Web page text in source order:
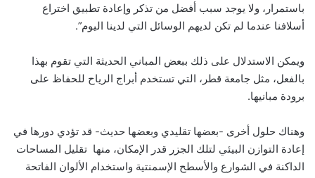
باستمرار، ولا يوجد سبب أفضل من تذكر وإعادة تطبيق اختراع
أسلافنا عندما لم تكن لديهم الوسائل التي لدينا اليوم”.
ويمكن الاستدلال على ذلك ببعض المباني الحديثة التي تقوم بهذا
بالفعل، مثل جامعة قطر، التي تستخدم أبراج الرياح للحفاظ على
برودة مبانيها.
وهناك حلول أخرى -بعضها تقليدي وبعضها حديث- قد تؤدي دورها في
إعادة التوازن البيئي لتلك الجزر قدر الإمكان، منها تقليل المساحات
الداكنة في الشوارع والأسطح الإسمنتية واستخدام الألوان الفاتحة